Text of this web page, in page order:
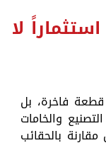
لا
فاخرة، بل
والخامات
بالحقائب